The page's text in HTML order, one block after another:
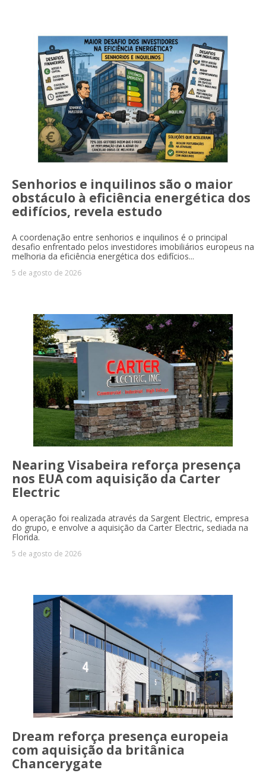
Senhorios e inquilinos são o maior
obstáculo à eficiência energética dos
edifícios, revela estudo
A coordenação entre senhorios e inquilinos é o principal
desafio enfrentado pelos investidores imobiliários europeus na
melhoria da eficiência energética dos edifícios...
5 de agosto de 2026
Nearing Visabeira reforça presença
nos EUA com aquisição da Carter
Electric
A operação foi realizada através da Sargent Electric, empresa
do grupo, e envolve a aquisição da Carter Electric, sediada na
Florida.
5 de agosto de 2026
Dream reforça presença europeia
com aquisição da britânica
Chancerygate